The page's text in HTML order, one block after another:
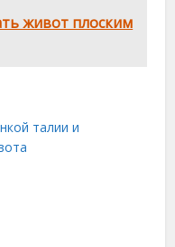
живот плоским